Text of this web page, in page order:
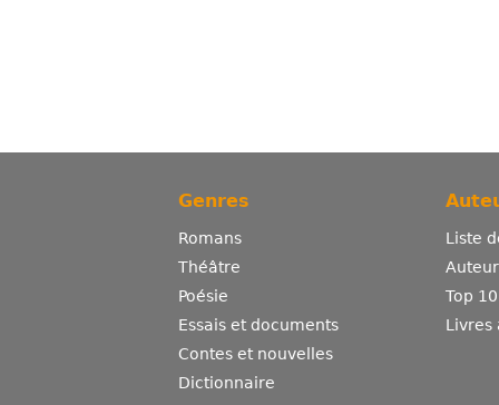
Genres
Romans
Théâtre
Poésie
Essais et documents
Contes et nouvelles
Dictionnaire
Liste
Top
Livres